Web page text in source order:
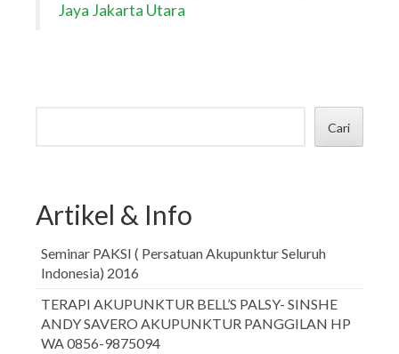
Jaya Jakarta Utara
Cari
Artikel & Info
Seminar PAKSI ( Persatuan Akupunktur Seluruh
Indonesia) 2016
TERAPI AKUPUNKTUR BELL’S PALSY- SINSHE
ANDY SAVERO AKUPUNKTUR PANGGILAN HP
WA 0856-9875094